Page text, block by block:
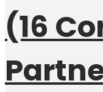
(16